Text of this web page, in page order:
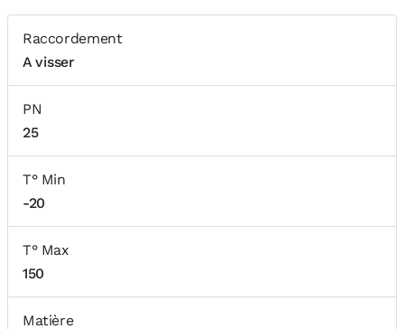
Raccordement
A visser
PN
25
T° Min
-20
T° Max
150
Matière